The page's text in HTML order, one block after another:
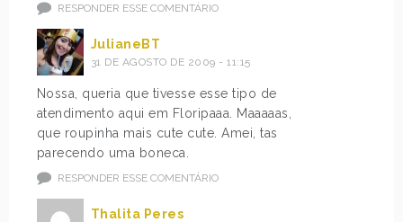
RESPONDER ESSE COMENTÁRIO
JulianeBT
31 DE AGOSTO DE 2009 - 11:15
Nossa, queria que tivesse esse tipo de
atendimento aqui em Floripaaa. Maaaaas,
que roupinha mais cute cute. Amei, tas
parecendo uma boneca.
RESPONDER ESSE COMENTÁRIO
Thalita Peres